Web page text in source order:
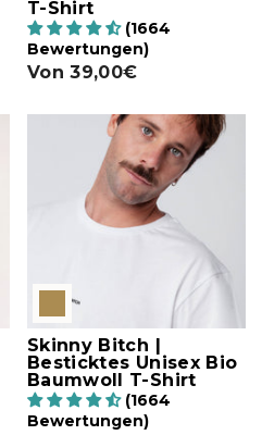
T-Shirt
(1664
Bewertungen)
Von 39,00€
Skinny Bitch |
Besticktes Unisex Bio
Baumwoll T-Shirt
(1664
Bewertungen)